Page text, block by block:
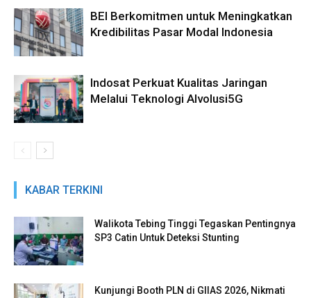
BEI Berkomitmen untuk Meningkatkan
Kredibilitas Pasar Modal Indonesia
Indosat Perkuat Kualitas Jaringan
Melalui Teknologi AIvolusi5G
KABAR TERKINI
Walikota Tebing Tinggi Tegaskan Pentingnya
SP3 Catin Untuk Deteksi Stunting
Kunjungi Booth PLN di GIIAS 2026, Nikmati